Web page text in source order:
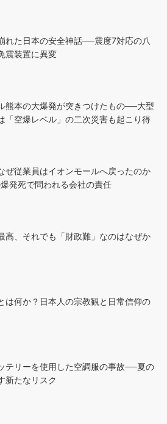
れた日本の安全神話──震度7対応の八
震装置に異変
熊本の大爆発が突きつけたもの──大型
「空爆レベル」の二次災害も起こり得
ぜ従業員はイオンモールへ戻ったのか
発死で問われる会社の責任
高、それでも「財政難」なのはなぜか
は何か？日本人の宗教観と日常信仰の
テリーを使用した空調服の事故──夏の
新たなリスク